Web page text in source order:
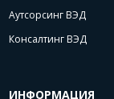
Аутсорсинг ВЭД
Консалтинг ВЭД
ИНФОРМАЦИЯ